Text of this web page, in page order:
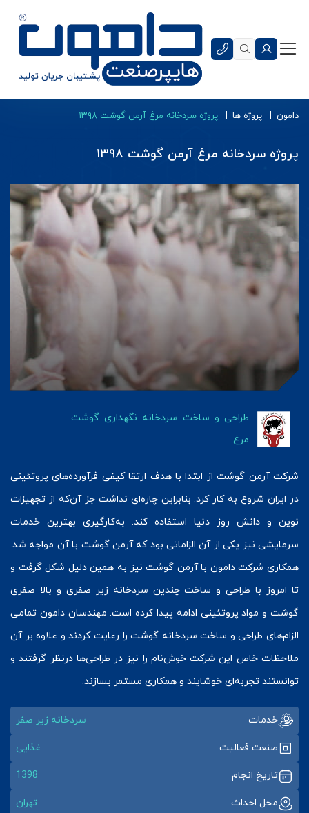
دامون پروژه ها پروژه سردخانه مرغ آرمن گوشت ۱۳۹۸
پروژه سردخانه مرغ آرمن گوشت ۱۳۹۸
طراحی و ساخت سردخانه نگهداری گوشت
مرغ
شرکت آرمن گوشت از ابتدا با هدف ارتقا کیفی فرآورده‌های پروتئينی
در ایران شروع به کار کرد. بنابراین چاره‌ای نداشت جز آن‌که از تجهیزات
نوین و دانش روز دنیا استفاده کند. به‌کارگیری بهترین خدمات
سرمایشی نیز یکی از آن الزاماتی بود که آرمن گوشت با آن مواجه شد.
همکاری شرکت دامون با آرمن گوشت نیز به همین دلیل شکل گرفت و
تا امروز با طراحی و ساخت چندین سردخانه زیر صفری و بالا صفری
گوشت و مواد پروتئینی ادامه پیدا کرده است. مهندسان دامون تمامی
الزام‌های طراحی و ساخت سردخانه گوشت را رعایت کردند و علاوه بر آن
ملاحظات‌ خاص این شرکت خوش‌نام را نیز در طراحی‌ها درنظر گرفتند و
توانستند تجربه‌ای خوشایند و همکاری مستمر بسازند.
خدمات سردخانه زیر صفر
صنعت فعالیت غذایی
تاریخ انجام 1398
محل احداث تهران